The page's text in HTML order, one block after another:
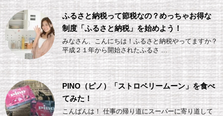
ふるさと納税って節税なの？めっちゃお得な
制度「ふるさと納税」を始めよう！
みなさん、こんにちは！ふるさと納税やってますか？
平成２１年から開始されたふるさ ...
PINO（ピノ）「ストロベリームーン」を食べ
てみた！
こんばんは！ 仕事の帰り道にスーパーに寄り道して